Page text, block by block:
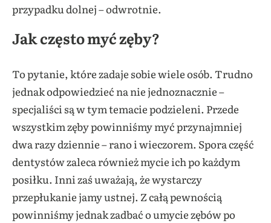
przypadku dolnej – odwrotnie.
Jak często myć zęby?
To pytanie, które zadaje sobie wiele osób. Trudno
jednak odpowiedzieć na nie jednoznacznie –
specjaliści są w tym temacie podzieleni. Przede
wszystkim zęby powinniśmy myć przynajmniej
dwa razy dziennie – rano i wieczorem. Spora część
dentystów zaleca również mycie ich po każdym
posiłku. Inni zaś uważają, że wystarczy
przepłukanie jamy ustnej. Z całą pewnością
powinniśmy jednak zadbać o umycie zębów po